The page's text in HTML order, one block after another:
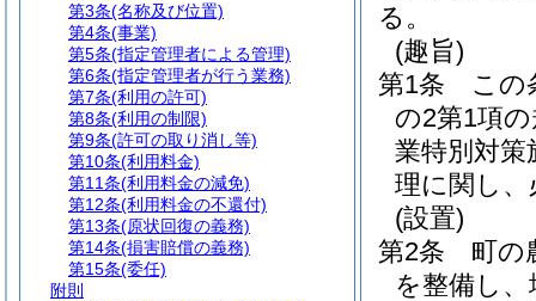
る。
(趣旨)
第1条
この
の2第1項
業特別対策
理に関し
(設置)
第2条
町の
を整備し
第3条(名称及び位置)
第4条(事業)
第5条(指定管理者による管理)
第6条(指定管理者が行う業務)
第7条(利用の許可)
第8条(利用の制限)
第9条(許可の取り消し等)
第10条(利用料金)
第11条(利用料金の減免)
第12条(利用料金の不還付)
第13条(原状回復の義務)
第14条(損害賠償の義務)
第15条(委任)
附則